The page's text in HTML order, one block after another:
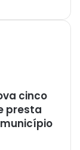
cinco
presta